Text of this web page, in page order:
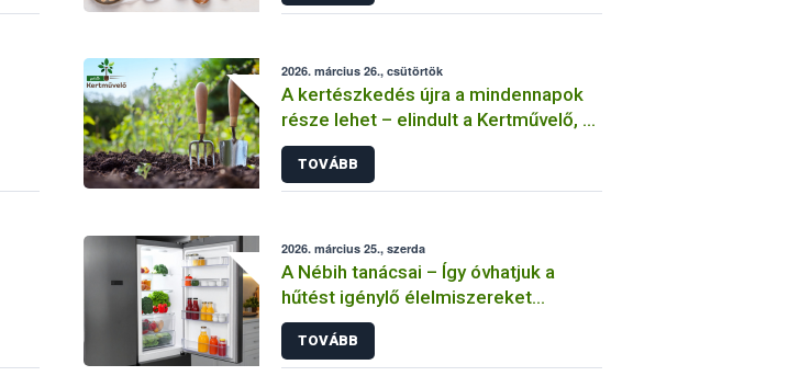
2026. március 26., csütörtök
A kertészkedés újra a mindennapok
része lehet – elindult a Kertművelő, a
Nébih új kertészeti programja
TOVÁBB
2026. március 25., szerda
A Nébih tanácsai – Így óvhatjuk a
hűtést igénylő élelmiszereket
áramszünet idején
TOVÁBB